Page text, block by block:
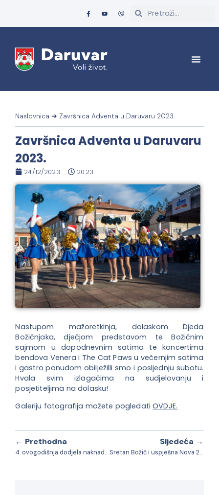
Naslovnica ➜ Završnica Adventa u Daruvaru 2023.
Završnica Adventa u Daruvaru
2023.
24/12/2023 20:23
Nastupom mažoretkinja, dolaskom Djeda
Božićnjaka, dječjom predstavom te Božićnim
sajmom u dopodnevnim satima te koncertima
bendova Venera i The Cat Paws u večernjim satima
i gastro ponudom obilježilli smo i posljednju subotu.
Hvala svim izlagačima na sudjelovanju i
posjetiteljima na dolasku!
Galeriju fotografija možete pogledatiOVDJE.
← Prethodna
4. ovogodišnja dodjela naknada za novorođenu djecu
Sljedeća →
Sretan Božić i uspješna Nova 2024. godina